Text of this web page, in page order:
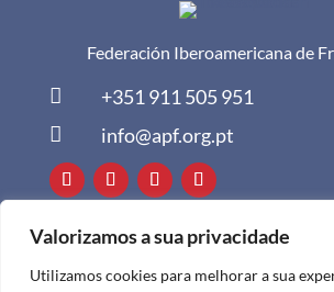
Valorizamos a sua privacidade
Utilizamos cookies para melhorar a sua
Federación Iberoamericana de
 +351 911 505 951
 info@apf.org.pt